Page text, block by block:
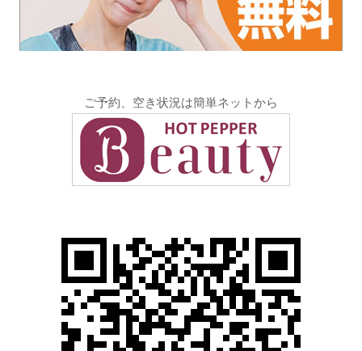
ご予約、空き状況は簡単ネットから